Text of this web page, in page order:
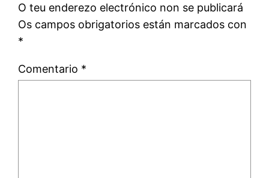
O teu enderezo electrónico non se publicará
Os campos obrigatorios están marcados con
*
Comentario *